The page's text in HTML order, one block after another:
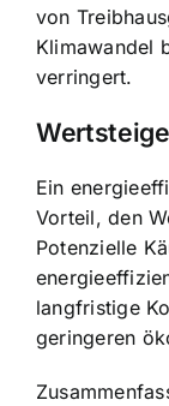
von
Klimawandel
verringert.
Ein
Vorteil, den
Potenzielle
langfristige
geringeren